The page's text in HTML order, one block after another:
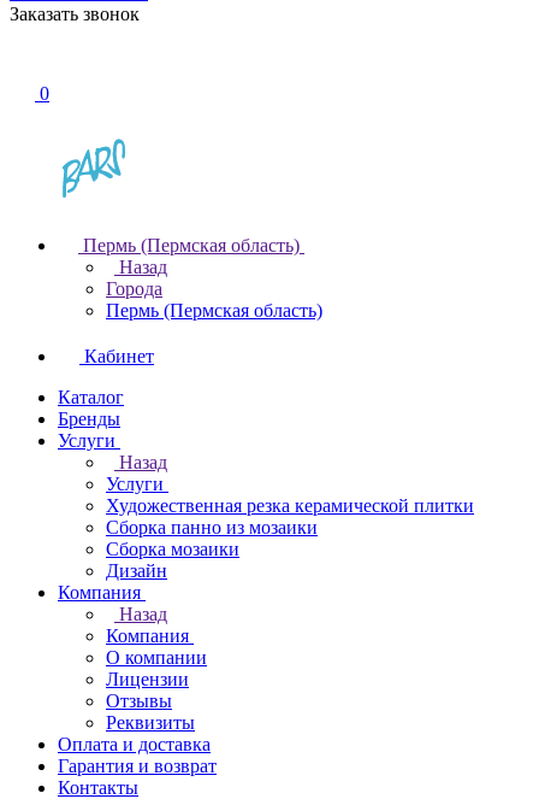
Заказать звонок
0
Пермь (Пермская область)
Назад
Города
Пермь (Пермская область)
Кабинет
Каталог
Бренды
Услуги
Назад
Услуги
Художественная резка керамической плитки
Сборка панно из мозаики
Сборка мозаики
Дизайн
Компания
Назад
Компания
О компании
Лицензии
Отзывы
Реквизиты
Оплата и доставка
Гарантия и возврат
Контакты